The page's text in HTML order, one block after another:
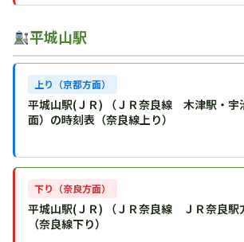
平城山駅
上り（京都方面）
平城山駅(ＪＲ) （ＪＲ奈良線 木津駅・宇
面）の時刻表（奈良線上り）
下り（奈良方面）
平城山駅(ＪＲ) （ＪＲ奈良線 ＪＲ奈良駅
（奈良線下り）